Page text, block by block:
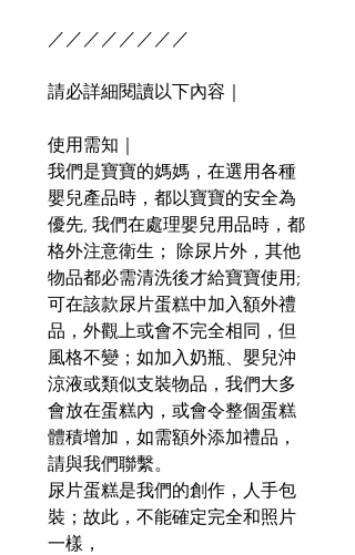
／／／／／／／／
請必詳細閱讀以下內容｜
使用需知｜
我們是寶寶的媽媽，在選用各種
嬰兒產品時，都以寶寶的安全為
優先, 我們在處理嬰兒用品時，都
格外注意衛生； 除尿片外，其他
物品都必需清洗後才給寶寶使用;
可在該款尿片蛋糕中加入額外禮
品，外觀上或會不完全相同，但
風格不變；如加入奶瓶、嬰兒沖
涼液或類似支裝物品，我們大多
會放在蛋糕內，或會令整個蛋糕
體積增加，如需額外添加禮品，
請與我們聯繫。
尿片蛋糕是我們的創作，人手包
裝；故此，不能確定完全和照片
一樣，